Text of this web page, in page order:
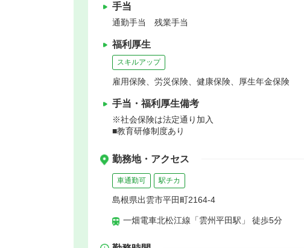
手当
通勤手当 残業手当
福利厚生
スキルアップ
雇用保険、労災保険、健康保険、厚生年金保険
手当・福利厚生備考
※社会保険は法定通り加入
■教育研修制度あり
勤務地・アクセス
車通勤可 駅チカ
島根県出雲市平田町2164-4
一畑電車北松江線「雲州平田駅」 徒歩5分